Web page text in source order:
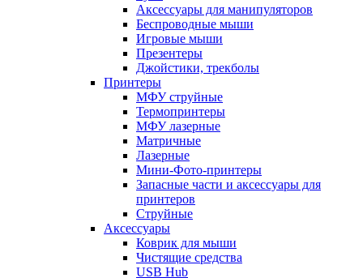
Аксессуары для манипуляторов
Беспроводные мыши
Игровые мыши
Презентеры
Джойстики, трекболы
Принтеры
МФУ струйные
Термопринтеры
МФУ лазерные
Матричные
Лазерные
Мини-Фото-принтеры
Запасные части и аксессуары для
принтеров
Струйные
Аксессуары
Коврик для мыши
Чистящие средства
USB Hub